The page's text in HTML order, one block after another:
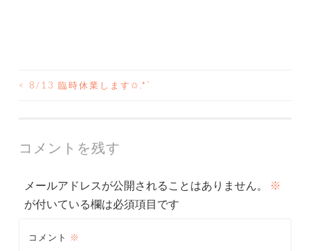
投
ナ
ビ
ゲ
ー
< 8/13 臨時休業します✩.*˚
コメントを残す
メールアドレスが公開されることはありません。
※
が付いている欄は必須項目です
コメント ※